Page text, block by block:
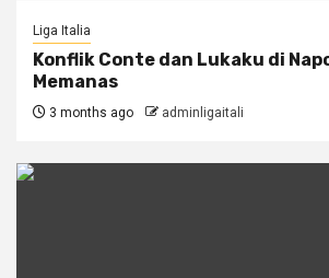
Liga Italia
Konflik Conte dan Lukaku di
Memanas
3 months ago adminligaitali